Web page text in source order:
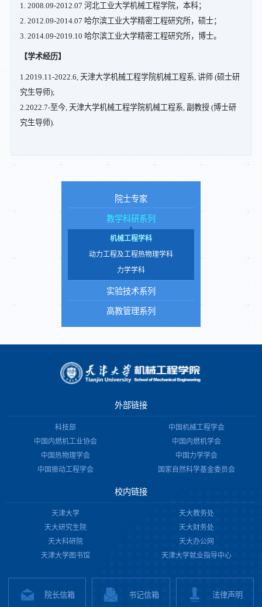
1. 2008.09-2012.07 河北工业大学机械工程学院，本科；
2. 2012.09-2014.07 哈尔滨工业大学精密工程研究所，硕士；
3. 2014.09-2019.10 哈尔滨工业大学精密工程研究所，博士。
【学术经历】
1.2019.11-2022.6, 天津大学机械工程学院机械工程系, 讲师 (硕士研
究生导师);
2.2022.7-至今, 天津大学机械工程学院机械工程系, 副教授 (博士研
究生导师).
院士专家
教学科研系列
机械工程学科
动力工程及工程热物理学科
力学学科
实验技术系列
高教管理系列
外部链接
科技部
中国机械工程学会
中国内燃机工业协会
中国内燃机学会
中国热物理学会
中国力学学会
中国振动工程学会
国家自然科学基金委员会
校内链接
天津大学
天大教务处
天大研究生院
天大财务处
天大科研院
天大办公网
天津大学图书馆
天津大学就业指导中心
院长信箱 书记信箱 法律声明